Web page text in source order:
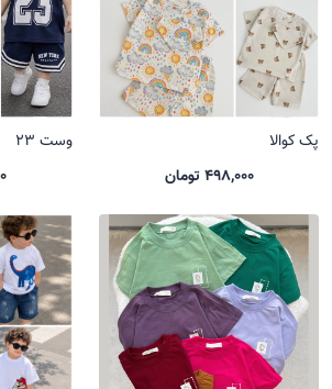
پک کوالا
498,000 تومان
وست 23